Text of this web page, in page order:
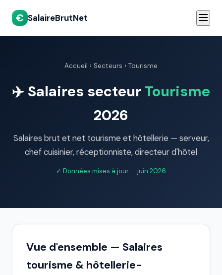
€ SalaireBrutNet
Accueil › Secteurs › Tourisme
✈️ Salaires secteur Tourisme
2026
Salaires brut et net tourisme et hôtellerie — serveur,
chef cuisinier, réceptionniste, directeur d'hôtel
✓ Données mises à jour — juin 2026
Vue d'ensemble — Salaires
tourisme & hôtellerie-